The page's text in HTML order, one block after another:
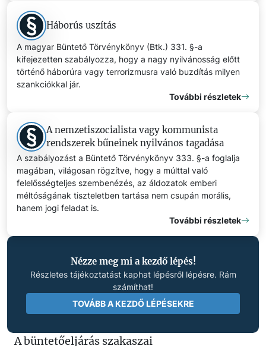
Háborús uszítás
A magyar Büntető Törvénykönyv (Btk.) 331. §-a
kifejezetten szabályozza, hogy a nagy nyilvánosság előtt
történő háborúra vagy terrorizmusra való buzdítás milyen
szankciókkal jár.
További részletek
A nemzetiszocialista vagy kommunista
rendszerek bűneinek nyilvános tagadása
A szabályozást a Büntető Törvénykönyv 333. §-a foglalja
magában, világosan rögzítve, hogy a múlttal való
felelősségteljes szembenézés, az áldozatok emberi
méltóságának tiszteletben tartása nem csupán morális,
hanem jogi feladat is.
További részletek
Nézze meg mi a kezdő lépés!
Részletes tájékoztatást kaphat lépésről lépésre. Rám
számíthat!
TOVÁBB A KEZDŐ LÉPÉSEKRE
A büntetőeljárás szakaszai